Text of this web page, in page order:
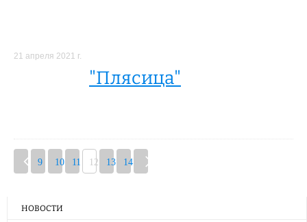
21 апреля 2021 г.
"Плясица"
9 10 11 12 13 14
НОВОСТИ